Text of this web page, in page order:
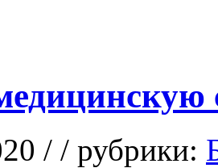
/ / рубрики: